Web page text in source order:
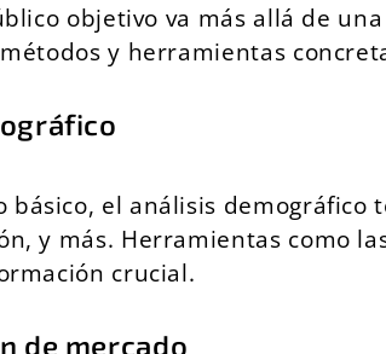
objetivo va más allá de
y herramientas
básico, el análisis
y más. Herramientas como
crucial.
de mercado